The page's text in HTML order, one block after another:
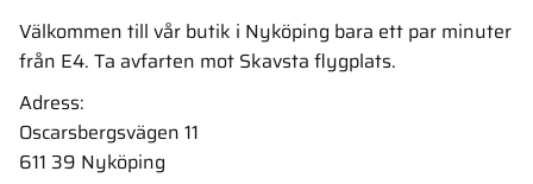
Välkommen till vår butik i Nyköping bara ett par minuter
från E4. Ta avfarten mot Skavsta flygplats.
Adress:
Oscarsbergsvägen 11
611 39 Nyköping